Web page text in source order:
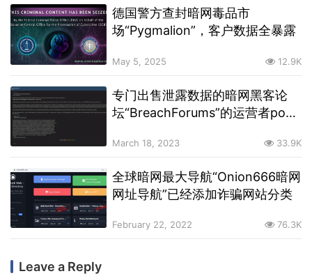
德国警方查封暗网毒品市
场“Pygmalion”，客户数据全暴露
May 5, 2025 12.9K
专门出售泄露数据的暗网黑客论
坛“BreachForums”的运营者pom
March 18, 2023 33.9K
全球暗网最大导航“Onion666暗网
网址导航”已经添加诈骗网站分类
February 22, 2022 76.3K
Leave a Reply